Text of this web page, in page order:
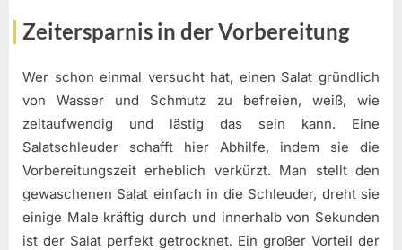
Zeitersparnis in der Vorbereitung
Wer schon einmal versucht hat, einen Salat gründlich
von Wasser und Schmutz zu befreien, weiß, wie
zeitaufwendig und lästig das sein kann. Eine
Salatschleuder schafft hier Abhilfe, indem sie die
Vorbereitungszeit erheblich verkürzt. Man stellt den
gewaschenen Salat einfach in die Schleuder, dreht sie
einige Male kräftig durch und innerhalb von Sekunden
ist der Salat perfekt getrocknet. Ein großer Vorteil der